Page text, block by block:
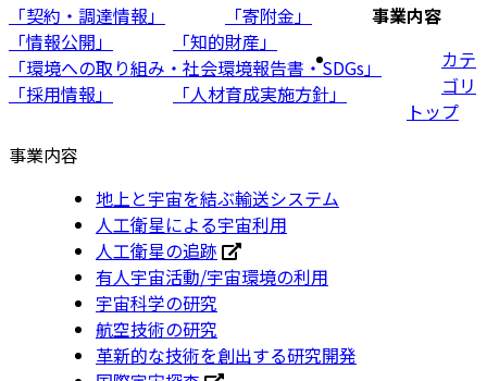
「契約・調達情報」
「寄附金」
「情報公開」
「知的財産」
「環境への取り組み・社会環境報告書・SDGs」
「採用情報」
「人材育成実施方針」
事業内容
カテ
ゴリ
トップ
事業内容
地上と宇宙を結ぶ輸送システム
人工衛星による宇宙利用
人工衛星の追跡
有人宇宙活動/宇宙環境の利用
宇宙科学の研究
航空技術の研究
革新的な技術を創出する研究開発